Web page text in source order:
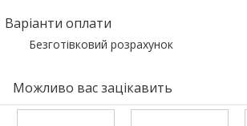
Варіанти оплати
Безготівковий розрахунок
Можливо вас зацікавить